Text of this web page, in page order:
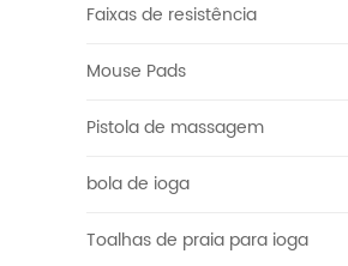
Faixas de resistência
Mouse Pads
Pistola de massagem
bola de ioga
Toalhas de praia para ioga